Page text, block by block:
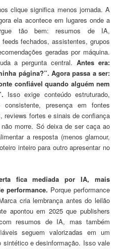
clique significa menos jornada. A
ela acontece em lugares onde a
tão bem: resumos de IA,
fechados, assistentes, grupos
geradas por máquina.
a pergunta central.Antes era:
página?”. Agora passa a ser:
confiável quando alguém nem
Isso exige conteúdo estruturado,
consistente, presença em fontes
reviews fortes e sinais de confiança
morre. Só deixa de ser caça ao
a resposta (menos glamour,
inteiro para outro apresentar no
fica mediada por IA, mais
performance. Porque performance
cria lembrança antes do leilão
apontou em 2025 que publishers
resumos de IA, mas também
seguem valorizadas em um
sintético e desinformação. Isso vale